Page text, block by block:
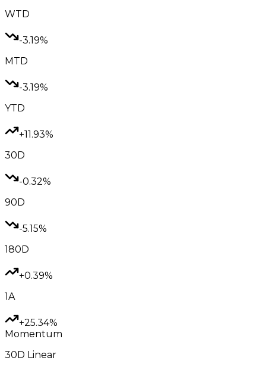
WTD
-3.19%
MTD
-3.19%
YTD
+11.93%
30D
-0.32%
90D
-5.15%
180D
+0.39%
1A
+25.34%
Momentum
30D Linear